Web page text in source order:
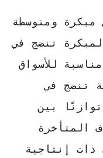
ومتوسطة
تنضج في
مناسبة للأسواق
تنضج في
توازنًا بين
المتأخرة
وتكون ذات إنتاجية